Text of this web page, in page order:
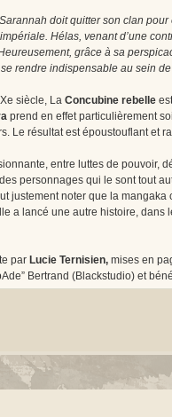
doit quitter son clan
Hélas, venant d’une
grâce à sa
rendre indispensable au sein
siècle, La Concubine rebelle
prend en effet particulièrement
Le résultat est époustouflant et
entre luttes de pouvoir,
personnages qui le sont tout
justement noter que la mangaka
a lancé une autre histoire, dans
par Lucie Ternisien, mises en
Bertrand (Blackstudio) et